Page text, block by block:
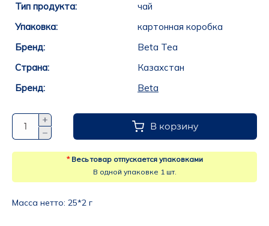
Тип продукта:
чай
Упаковка:
картонная коробка
Бренд:
Beta Tea
Страна:
Казахстан
Бренд:
Beta
В корзину
*Весь товар отпускается упаковками
В одной упаковке 1 шт.
Масса нетто: 25*2 г